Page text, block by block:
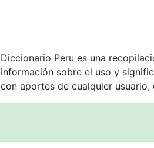
Diccionario Peru es una
información sobre el uso y
con aportes de cualquier